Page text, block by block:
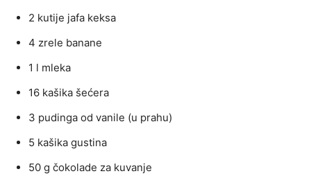
2 kutije jafa keksa
4 zrele banane
1 l mleka
16 kašika šećera
3 pudinga od vanile (u prahu)
5 kašika gustina
50 g čokolade za kuvanje